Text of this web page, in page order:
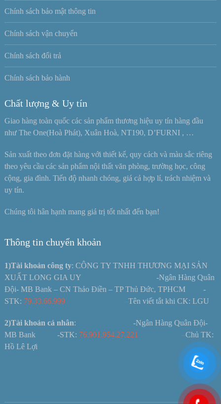
Chính sách bảo mật thông tin
Chính sách vận chuyển
Chính sách đổi trả
Chính sách bảo hành
Chất lượng & Uy tín
Giao hàng toàn quốc các sản phẩm thương hiệu uy tín hàng đầu
như The One(Hoà Phát), Xuân Hoà, NT190, D’FURNI , …
Sản xuất theo đơn đặt hàng với thiết kế, quy cách và màu sắc riêng
theo yêu cầu các sản phẩm nội thất văn phòng, trường học, công
cộng, gia đình. Tiến độ nhanh chóng, giá cả hợp lí, trách nhiệm và
uy tín.
Chúng tôi hân hạnh mang giá trị tốt nhất đến bạn!
Thông tin chuyển khoản
1)Tài khoản công ty: CÔNG TY TNHH THƯƠNG MẠI SẢN
XUẤT LONG GIA UY -Ngân Hàng Quân
Đội- MB Bank – CN Thảo Điền – TP Thủ Đức, TPHCM -
STK: 79.33.66.999 –Tên viết tắt khi CK: LGU
2)Tài khoản cá nhân: -Ngân Hàng Quân Đội-
MB Bank -STK: 76.901.954.27.221 –Chủ TK:
Hồ Lê Lợi